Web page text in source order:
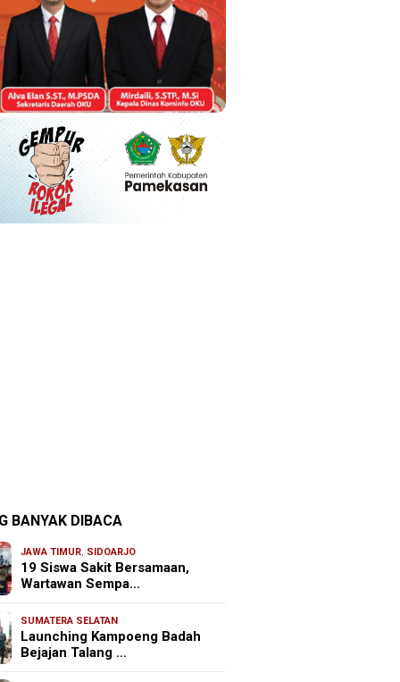
BANYAK DIBACA
JAWA TIMUR, SIDOARJO
19 Siswa Sakit Bersamaan,
Wartawan Sempa…
SUMATERA SELATAN
Launching Kampoeng Badah
Bejajan Talang …